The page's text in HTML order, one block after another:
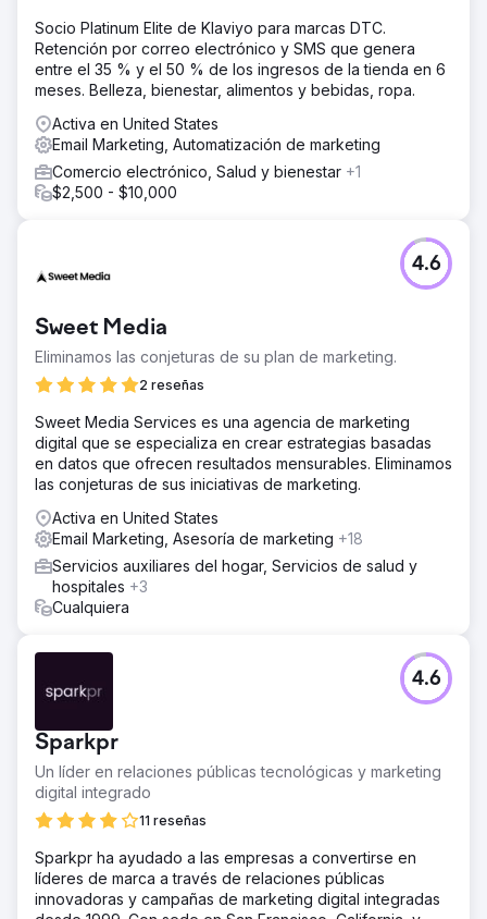
Socio Platinum Elite de Klaviyo para marcas DTC.
Retención por correo electrónico y SMS que genera
entre el 35 % y el 50 % de los ingresos de la tienda en 6
meses. Belleza, bienestar, alimentos y bebidas, ropa.
Activa en United States
Email Marketing, Automatización de marketing
Comercio electrónico, Salud y bienestar +1
$2,500 - $10,000
Sweet Media
Eliminamos las conjeturas de su plan de marketing.
2 reseñas
4.6
Sweet Media Services es una agencia de marketing
digital que se especializa en crear estrategias basadas
en datos que ofrecen resultados mensurables. Eliminamos
las conjeturas de sus iniciativas de marketing.
Activa en United States
Email Marketing, Asesoría de marketing +18
Servicios auxiliares del hogar, Servicios de salud y
hospitales +3
Cualquiera
Sparkpr
Un líder en relaciones públicas tecnológicas y marketing
digital integrado
11 reseñas
4.6
Sparkpr ha ayudado a las empresas a convertirse en
líderes de marca a través de relaciones públicas
innovadoras y campañas de marketing digital integradas